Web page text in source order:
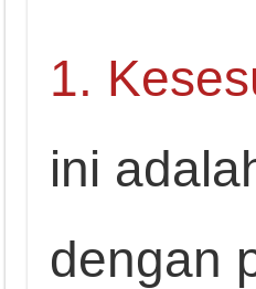
1.
ini
dengan